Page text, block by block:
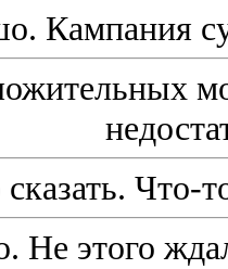
Кампания
Что-
Не этого